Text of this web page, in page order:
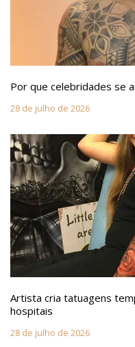
Por que celebridades se
28 de julho de 2026
Artista cria tatuagens
hospitais
28 de julho de 2026